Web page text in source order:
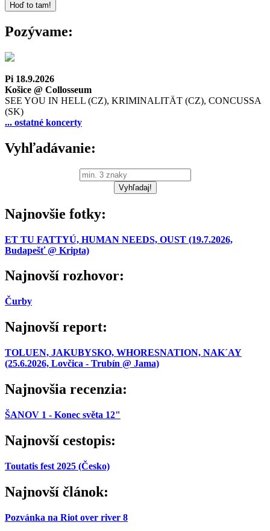
Pozývame:
Pi 18.9.2026
Košice @ Collosseum
SEE YOU IN HELL (CZ), KRIMINALITÄT (CZ), CONCUSSA
(SK)
... ostatné koncerty
Vyhľadávanie:
Najnovšie fotky:
ET TU FATTYÚ, HUMAN NEEDS, OUST (19.7.2026,
Budapešť @ Kripta)
Najnovší rozhovor:
Čurby
Najnovší report:
TOLUEN, JAKUBYSKO, WHORESNATION, NAK´AY
(25.6.2026, Lovčica - Trubín @ Jama)
Najnovšia recenzia:
ŠANOV 1 - Konec světa 12"
Najnovší cestopis:
Toutatis fest 2025 (Česko)
Najnovší článok:
Pozvánka na Riot over river 8